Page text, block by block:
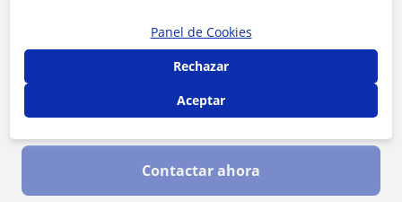
Al hacer clic, aceptas nuestroaviso legaly deprivacidad
Contactar ahora
Panel de Cookies
Rechazar
Aceptar